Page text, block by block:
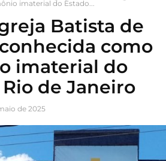
imaterial do Estado...
Batista de
como
imaterial do
de Janeiro
de 2025